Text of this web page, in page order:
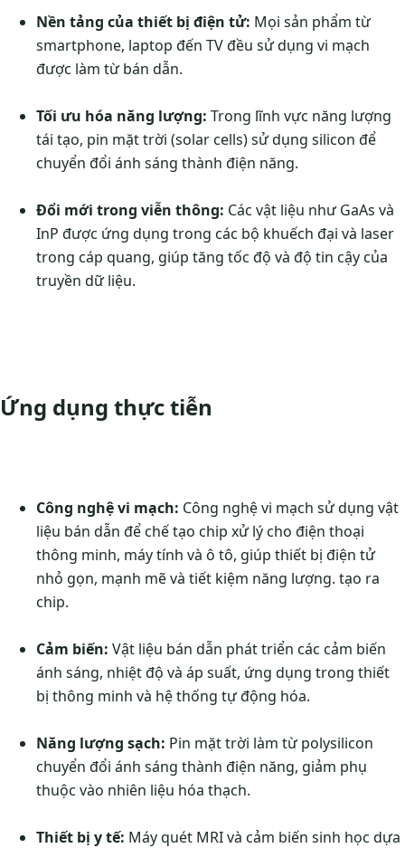
Nền tảng của thiết bị điện tử: Mọi sản phẩm từ
smartphone, laptop đến TV đều sử dụng vi mạch
được làm từ bán dẫn.
Tối ưu hóa năng lượng: Trong lĩnh vực năng lượng
tái tạo, pin mặt trời (solar cells) sử dụng silicon để
chuyển đổi ánh sáng thành điện năng.
Đổi mới trong viễn thông: Các vật liệu như GaAs và
InP được ứng dụng trong các bộ khuếch đại và laser
trong cáp quang, giúp tăng tốc độ và độ tin cậy của
truyền dữ liệu.
Ứng dụng thực tiễn
Công nghệ vi mạch: Công nghệ vi mạch sử dụng vật
liệu bán dẫn để chế tạo chip xử lý cho điện thoại
thông minh, máy tính và ô tô, giúp thiết bị điện tử
nhỏ gọn, mạnh mẽ và tiết kiệm năng lượng. tạo ra
chip.
Cảm biến: Vật liệu bán dẫn phát triển các cảm biến
ánh sáng, nhiệt độ và áp suất, ứng dụng trong thiết
bị thông minh và hệ thống tự động hóa.
Năng lượng sạch: Pin mặt trời làm từ polysilicon
chuyển đổi ánh sáng thành điện năng, giảm phụ
thuộc vào nhiên liệu hóa thạch.
Thiết bị y tế: Máy quét MRI và cảm biến sinh học dựa